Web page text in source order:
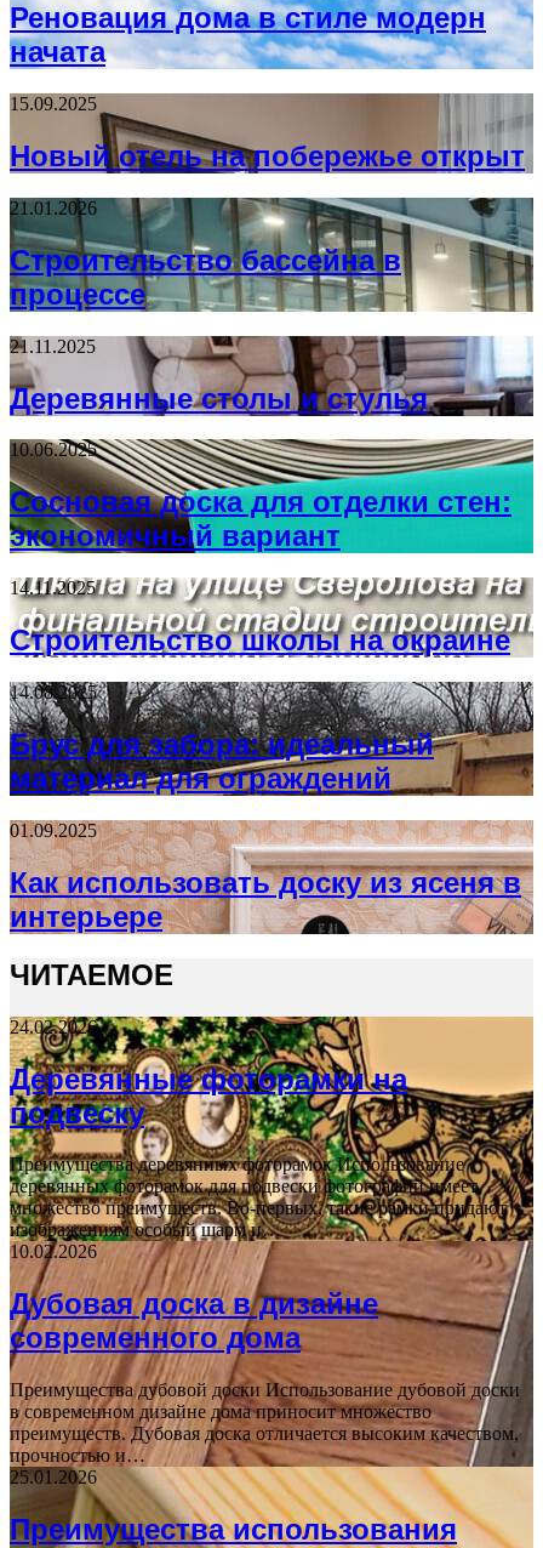
Реновация дома в стиле модерн
начата
15.09.2025
Новый отель на побережье открыт
21.01.2026
Строительство бассейна в
процессе
21.11.2025
Деревянные столы и стулья
10.06.2025
Сосновая доска для отделки стен:
экономичный вариант
14.11.2025
Строительство школы на окраине
14.08.2025
Брус для забора: идеальный
материал для ограждений
01.09.2025
Как использовать доску из ясеня в
интерьере
ЧИТАЕМОЕ
24.02.2026
Деревянные фоторамки на
подвеску
Преимущества деревянных фоторамок Использование
деревянных фоторамок для подвески фотографий имеет
множество преимуществ. Во-первых, такие рамки придают
изображениям особый шарм и…
10.02.2026
Дубовая доска в дизайне
современного дома
Преимущества дубовой доски Использование дубовой доски
в современном дизайне дома приносит множество
преимуществ. Дубовая доска отличается высоким качеством,
прочностью и…
25.01.2026
Преимущества использования